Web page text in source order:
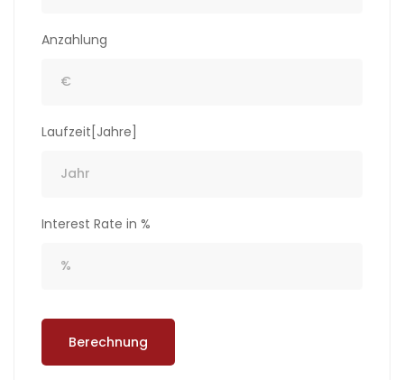
Anzahlung
Laufzeit[Jahre]
Interest Rate in %
Berechnung